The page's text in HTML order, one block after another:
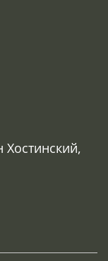
Хостинский,